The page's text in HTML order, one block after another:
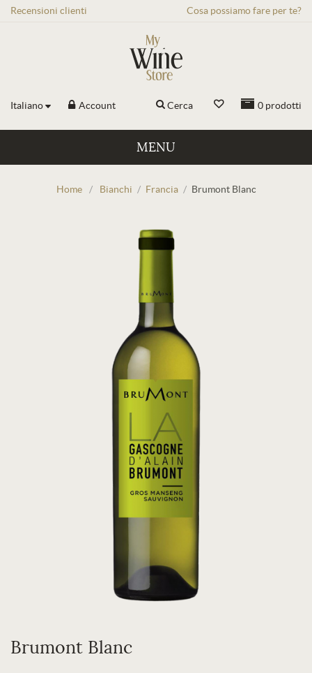
Recensioni clienti Cosa possiamo fare per te?
Italiano Account 0 prodotti
Cerca
MENU
Home / Bianchi / Francia / Brumont Blanc
Brumont Blanc